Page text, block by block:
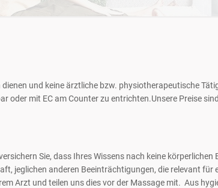
und keine ärztliche bzw. physiotherapeutische
mit EC am Counter zu entrichten.Unsere Preise
Sie, dass Ihres Wissens nach keine
jeglichen anderen Beeinträchtigungen, die relevant für
Arzt und teilen uns dies vor der Massage mit. Aus